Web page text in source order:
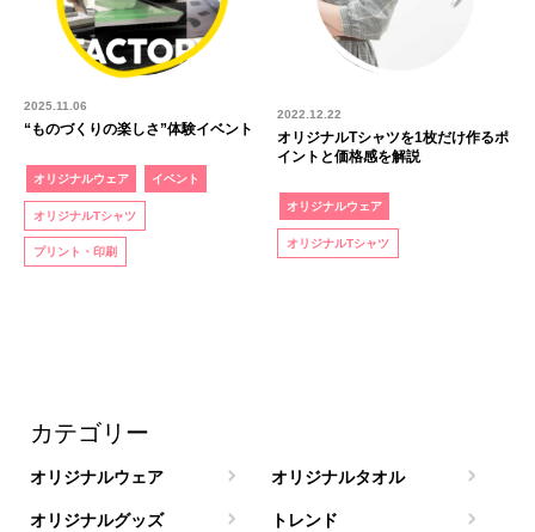
2025.11.06
“ものづくりの楽しさ”体験イベント
オリジナルウェア イベント
オリジナルTシャツ
プリント・印刷
2022.12.22
オリジナルTシャツを1枚だけ作るポ
イントと価格感を解説
オリジナルウェア
オリジナルTシャツ
カテゴリー
オリジナルウェア オリジナルタオル
オリジナルグッズ トレンド